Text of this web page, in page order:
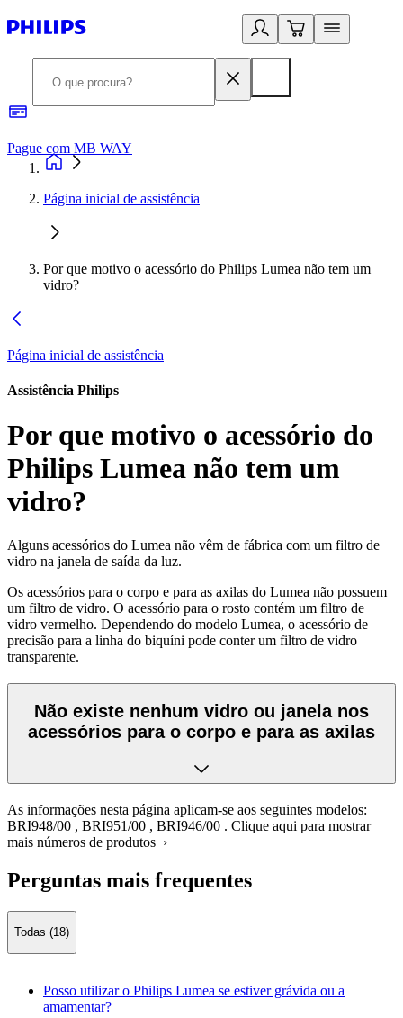
Pague com MB WAY
Página inicial de assistência
Por que motivo o acessório do Philips Lumea não tem um
vidro?
Página inicial de assistência
Assistência Philips
Por que motivo o acessório do
Philips Lumea não tem um
vidro?
Alguns acessórios do Lumea não vêm de fábrica com um filtro de
vidro na janela de saída da luz.
Os acessórios para o corpo e para as axilas do Lumea não possuem
um filtro de vidro. O acessório para o rosto contém um filtro de
vidro vermelho. Dependendo do modelo Lumea, o acessório de
precisão para a linha do biquíni pode conter um filtro de vidro
transparente.
Não existe nenhum vidro ou janela nos
acessórios para o corpo e para as axilas
As informações nesta página aplicam-se aos seguintes modelos:
BRI948/00 , BRI951/00 , BRI946/00 . Clique aqui para mostrar
mais números de produtos ›
Perguntas mais frequentes
Todas (18)
Posso utilizar o Philips Lumea se estiver grávida ou a
amamentar?